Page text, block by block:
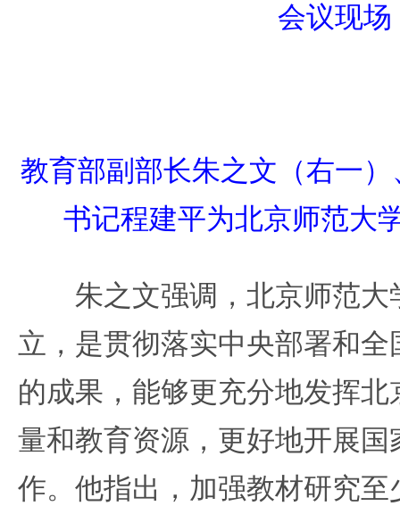
会议现场
教育部副部长朱之文（右一
书记程建平为北京师范大
朱之文强调，北京师范大
立，是贯彻落实中央部署和
的成果，能够更充分地发挥
量和教育资源，更好地开展
作。他指出，加强教材研究